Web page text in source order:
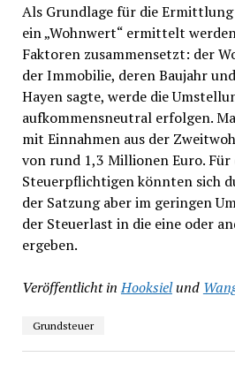
Als Grundlage für die
ein „Wohnwert“ ermittelt
Faktoren zusammensetzt: der
der Immobilie, deren Baujahr
Hayen sagte, werde die
aufkommensneutral erfolgen.
mit Einnahmen aus der
von rund 1,3 Millionen Euro. Für
Steuerpflichtigen könnten sich
der Satzung aber im geringen
der Steuerlast in die eine oder
ergeben.
Veröffentlicht in Hooksielund
Grundsteuer